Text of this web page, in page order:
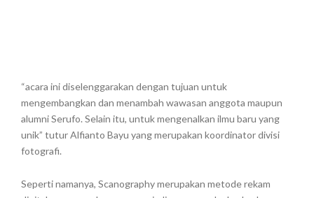
“acara ini diselenggarakan dengan tujuan untuk
mengembangkan dan menambah wawasan anggota maupun
alumni Serufo. Selain itu, untuk mengenalkan ilmu baru yang
unik” tutur Alfianto Bayu yang merupakan koordinator divisi
fotografi.
Seperti namanya, Scanography merupakan metode rekam